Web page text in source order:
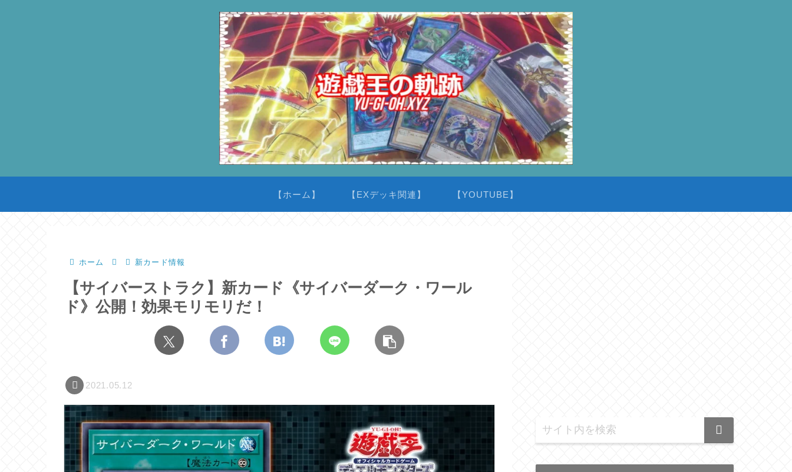
【ホーム】 【EXデッキ関連】 【YOUTUBE】
ホーム 新カード情報
【サイバーストラク】新カード《サイバーダーク・ワール
ド》公開！効果モリモリだ！
2021.05.12